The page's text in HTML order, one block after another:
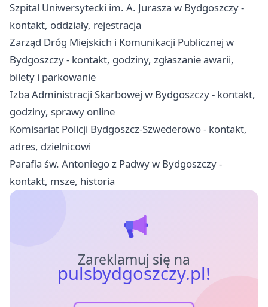
Szpital Uniwersytecki im. A. Jurasza w Bydgoszczy -
kontakt, oddziały, rejestracja
Zarząd Dróg Miejskich i Komunikacji Publicznej w
Bydgoszczy - kontakt, godziny, zgłaszanie awarii,
bilety i parkowanie
Izba Administracji Skarbowej w Bydgoszczy - kontakt,
godziny, sprawy online
Komisariat Policji Bydgoszcz-Szwederowo - kontakt,
adres, dzielnicowi
Parafia św. Antoniego z Padwy w Bydgoszczy -
kontakt, msze, historia
Zareklamuj się na
pulsbydgoszczy.pl!